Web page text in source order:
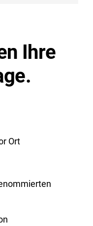
Ihre
Ort